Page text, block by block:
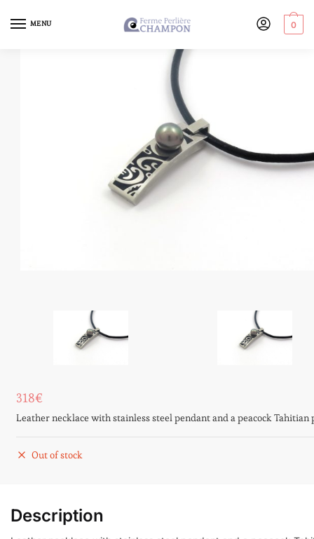
MENU 0
318€
Leather necklace with stainless steel pendant and a peacock Tahitian
Out of stock
Description